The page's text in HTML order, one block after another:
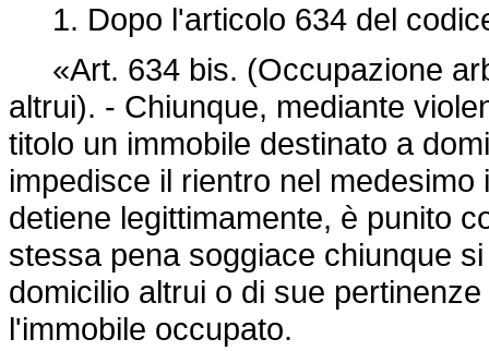
1. Dopo l'articolo 634 del
«Art. 634 bis. (Occupazione
altrui). - Chiunque, mediante
titolo un immobile destinato a
impedisce il rientro nel
detiene legittimamente, è punito
stessa pena soggiace chiunque
domicilio altrui o di sue
l'immobile occupato.